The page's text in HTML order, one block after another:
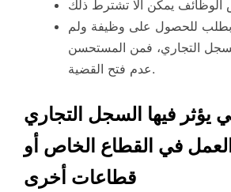
بطلب للحصول على وظيفة ولم
التجاري، فمن المستحسن
عدم فتح القضية.
يؤثر فيها السجل التجاري
في القطاع الخاص أو
قطاعات أخرى